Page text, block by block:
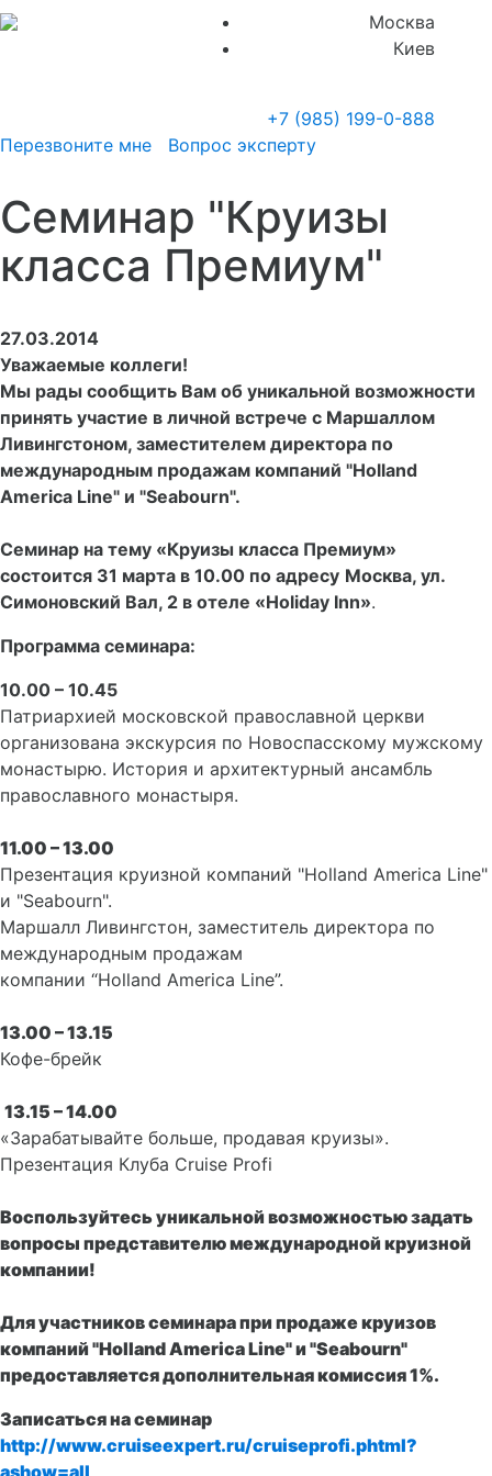
Москва
Киев
+7 (985) 199-0-888
Перезвоните мне
Вопрос эксперту
Семинар "Круизы
класса Премиум"
27.03.2014
Уважаемые коллеги!
Мы рады сообщить Вам об уникальной возможности
принять участие в личной встрече с Маршаллом
Ливингстоном, заместителем директора по
международным продажам компаний "Holland
America Line" и "Seabourn".
Семинар на тему «Круизы класса Премиум»
состоится 31 марта в 10.00 по адресу Москва, ул.
Симоновский Вал, 2 в отеле «Holiday Inn».
Программа семинара:
10.00 – 10.45
Патриархией московской православной церкви
организована экскурсия по Новоспасскому мужскому
монастырю. История и архитектурный ансамбль
православного монастыря.
11.00 – 13.00
Презентация круизной компаний "Holland America Line"
и "Seabourn".
Маршалл Ливингстон, заместитель директора по
международным продажам
компании “Holland America Line”.
13.00 – 13.15
Кофе-брейк
13.15 – 14.00
«Зарабатывайте больше, продавая круизы».
Презентация Клуба Cruise Profi
Воспользуйтесь уникальной возможностью задать
вопросы представителю международной круизной
компании!
Для участников семинара при продаже круизов
компаний "Holland America Line" и "Seabourn"
предоставляется дополнительная комиссия 1%.
Записаться на семинар
http://www.cruiseexpert.ru/cruiseprofi.phtml?